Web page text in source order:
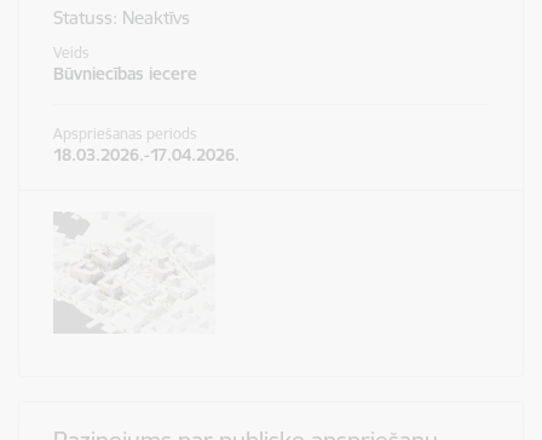
Statuss: Neaktīvs
Veids
Būvniecības iecere
Apspriešanas periods
18.03.2026.-17.04.2026.